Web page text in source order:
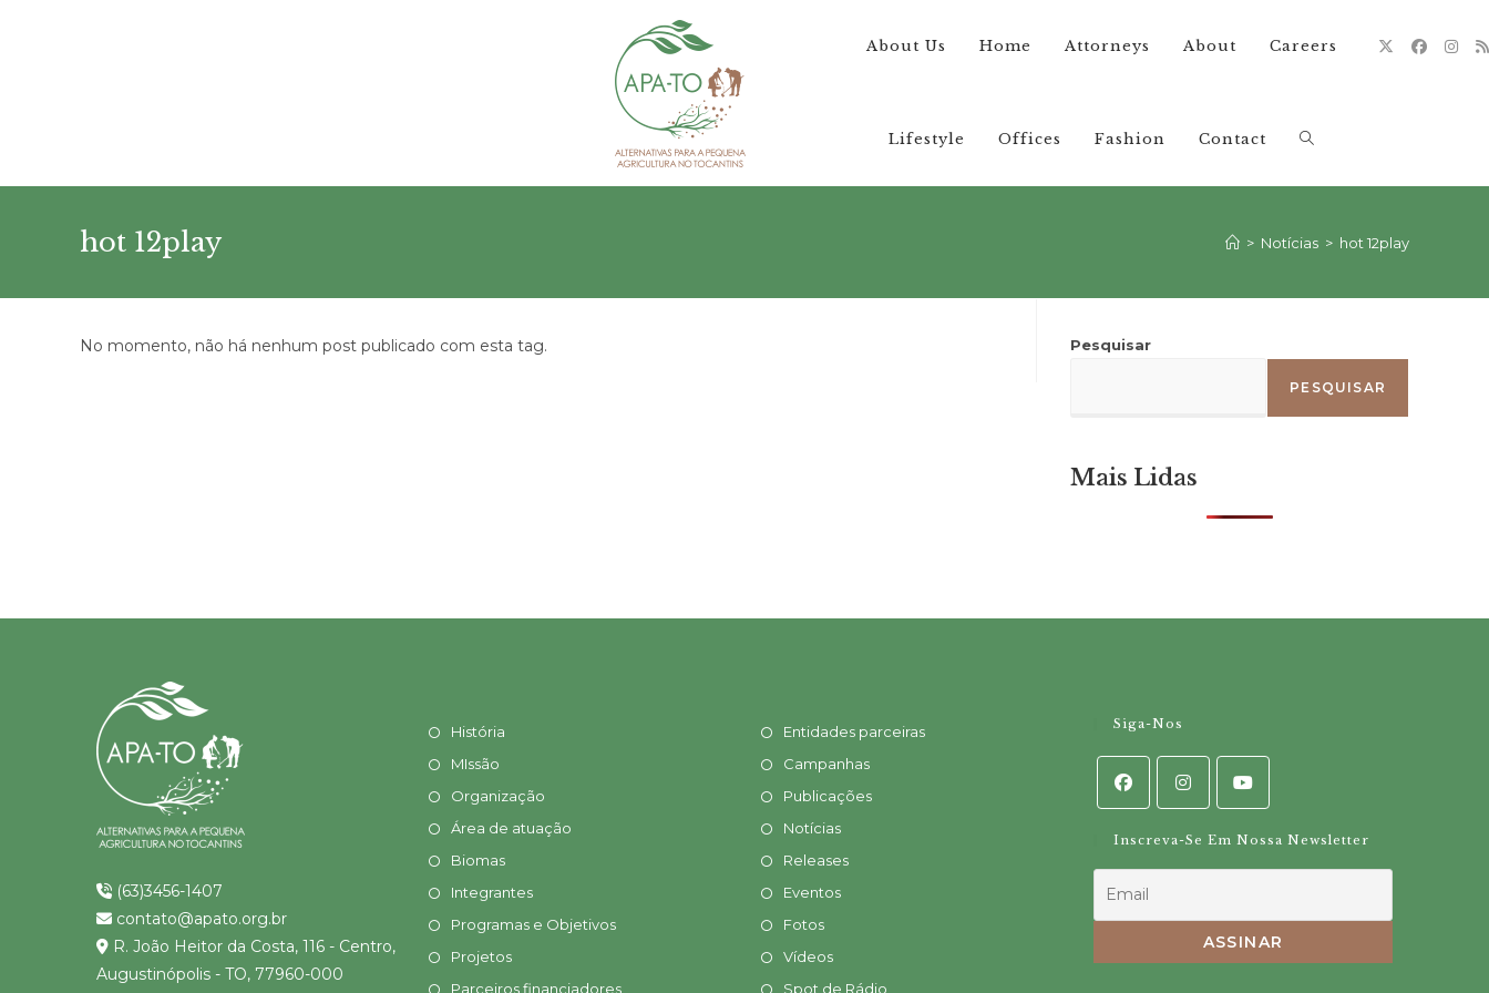
About Us Home Attorneys About Careers
Lifestyle Offices Fashion Contact Alternar
pesquisa
site
hot 12play > Notícias > hot 12play
No momento, não há nenhum post publicado com esta tag. Pesquisar
PESQUISAR
Mais Lidas
(63)3456-1407
contato@apato.org.br
R. João Heitor da Costa, 116 - Centro,
Augustinópolis - TO, 77960-000
História
MIssão
Organização
Área de atuação
Biomas
Integrantes
Programas e Objetivos
Projetos
Parceiros financiadores
Entidades parceiras
Campanhas
Publicações
Notícias
Releases
Eventos
Fotos
Vídeos
Spot de Rádio
Siga-Nos
Inscreva-Se Em Nossa Newsletter